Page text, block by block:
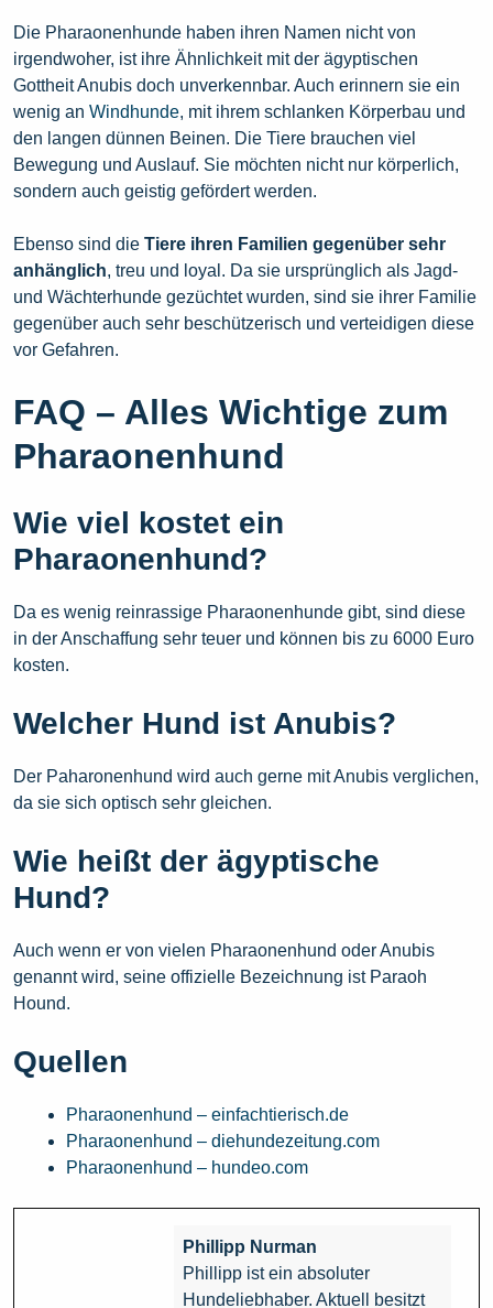
Die Pharaonenhunde haben ihren Namen nicht von
irgendwoher, ist ihre Ähnlichkeit mit der ägyptischen
Gottheit Anubis doch unverkennbar. Auch erinnern sie ein
wenig an Windhunde, mit ihrem schlanken Körperbau und
den langen dünnen Beinen. Die Tiere brauchen viel
Bewegung und Auslauf. Sie möchten nicht nur körperlich,
sondern auch geistig gefördert werden.
Ebenso sind die Tiere ihren Familien gegenüber sehr
anhänglich, treu und loyal. Da sie ursprünglich als Jagd-
und Wächterhunde gezüchtet wurden, sind sie ihrer Familie
gegenüber auch sehr beschützerisch und verteidigen diese
vor Gefahren.
FAQ – Alles Wichtige zum
Pharaonenhund
Wie viel kostet ein
Pharaonenhund?
Da es wenig reinrassige Pharaonenhunde gibt, sind diese
in der Anschaffung sehr teuer und können bis zu 6000 Euro
kosten.
Welcher Hund ist Anubis?
Der Paharonenhund wird auch gerne mit Anubis verglichen,
da sie sich optisch sehr gleichen.
Wie heißt der ägyptische
Hund?
Auch wenn er von vielen Pharaonenhund oder Anubis
genannt wird, seine offizielle Bezeichnung ist Paraoh
Hound.
Quellen
Pharaonenhund – einfachtierisch.de
Pharaonenhund – diehundezeitung.com
Pharaonenhund – hundeo.com
Phillipp Nurman
Phillipp ist ein absoluter
Hundeliebhaber. Aktuell besitzt